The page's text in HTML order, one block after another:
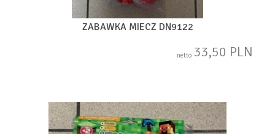
ZABAWKA MIECZ DN9122
netto 33,50 PLN